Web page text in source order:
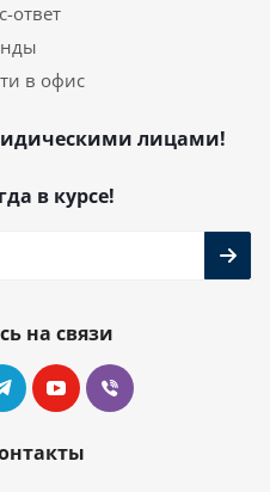
ответ
в офис
лицами!
в курсе!
на связи